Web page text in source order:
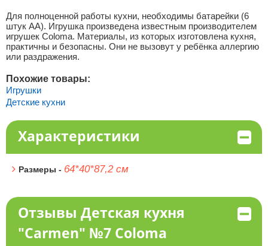
Для полноценной работы кухни, необходимы батарейки (6
штук АА). Игрушка произведена известным производителем
игрушек Coloma. Материалы, из которых изготовлена кухня,
практичны и безопасны. Они не вызовут у ребёнка аллергию
или раздражения.
Похожие товары:
Игрушки
Детские кухни
Характеристики
Размеры - 64*40*87,2 см
Отзывы Детская кухня
"Carmen" №7 Coloma